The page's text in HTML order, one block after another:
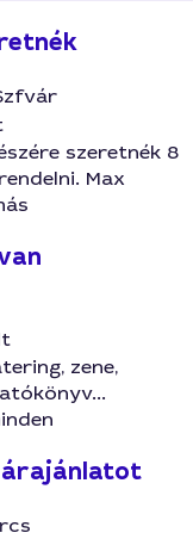
szeretnék 8
Max
zene,
árajánlatot